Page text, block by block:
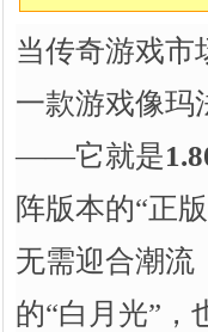
当传奇游戏市
一款游戏像玛
——它就是
阵版本的“正
无需迎合潮流
的“白月光”，